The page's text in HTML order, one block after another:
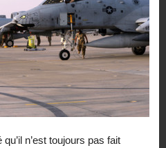
n’est toujours pas fait